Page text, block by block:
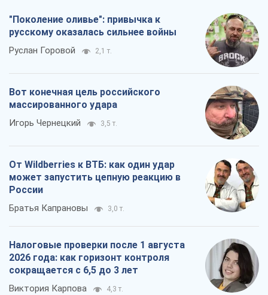
"Поколение оливье": привычка к
русскому оказалась сильнее войны
Руслан Горовой 2,1 т.
Вот конечная цель российского
массированного удара
Игорь Чернецкий 3,5 т.
От Wildberries к ВТБ: как один удар
может запустить цепную реакцию в
России
Братья Капрановы 3,0 т.
Налоговые проверки после 1 августа
2026 года: как горизонт контроля
сокращается с 6,5 до 3 лет
Виктория Карпова 4,3 т.